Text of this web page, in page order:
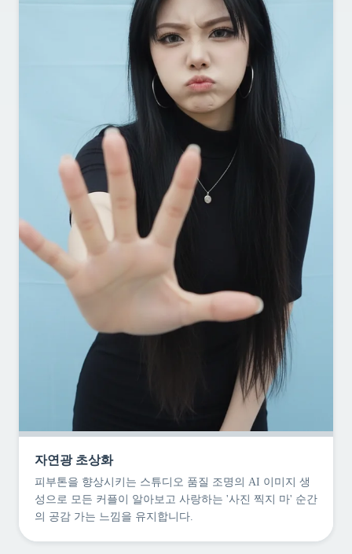
자연광 초상화
피부톤을 향상시키는 스튜디오 품질 조명의 AI 이미지 생
성으로 모든 커플이 알아보고 사랑하는 '사진 찍지 마' 순간
의 공감 가는 느낌을 유지합니다.